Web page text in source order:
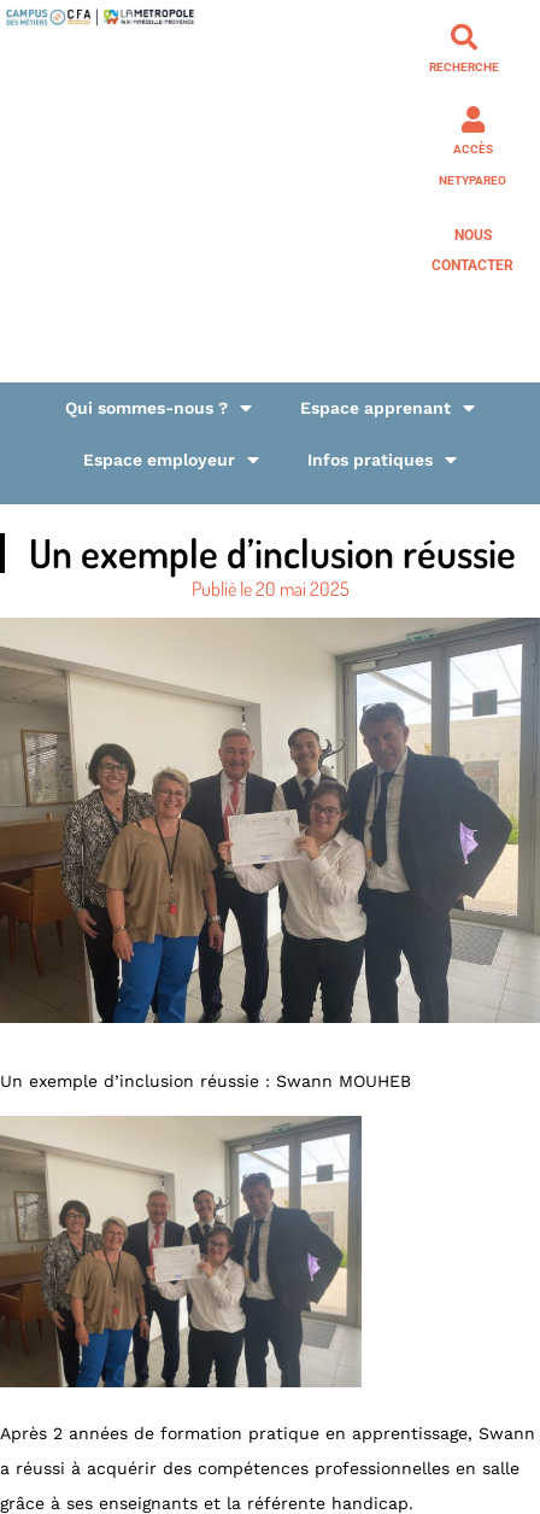
RECHERCHE
ACCÈS
NETYPAREO
NOUS
CONTACTER
Qui sommes-nous ? Espace apprenant
Espace employeur Infos pratiques
Un exemple d’inclusion réussie
Publié le20 mai 2025
Un exemple d’inclusion réussie : Swann MOUHEB
Après 2 années de formation pratique en apprentissage, Swann
a réussi à acquérir des compétences professionnelles en salle
grâce à ses enseignants et la référente handicap.